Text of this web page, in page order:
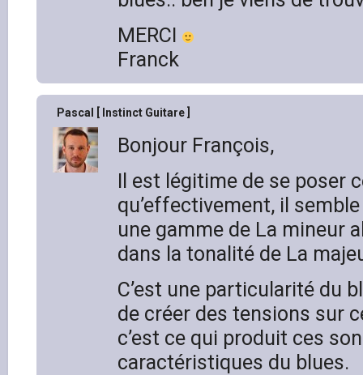
MERCI
Franck
Pascal [ Instinct Guitare ]
Bonjour François,
Il est légitime de se poser
qu’effectivement, il
une gamme de La mineur
dans la tonalité de La
C’est une particularité du
de créer des tensions sur
c’est ce qui produit ces
caractéristiques du blues.